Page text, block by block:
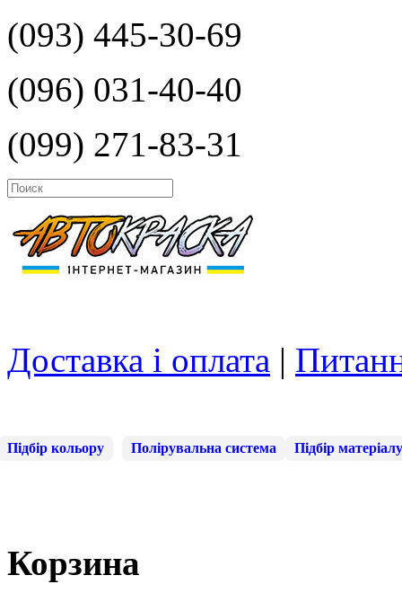
(093) 445-30-69
(096) 031-40-40
(099) 271-83-31
Доставка і оплата |
Підбір кольору Полірувальна система Підбір матеріалу
Корзина